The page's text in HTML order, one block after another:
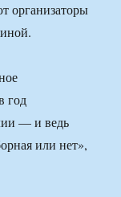
организаторы
год
— и ведь
или нет»,